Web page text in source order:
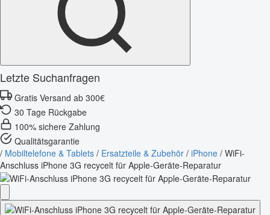
Letzte Suchanfragen
Gratis Versand ab 300€
30 Tage Rückgabe
100% sichere Zahlung
Qualitätsgarantie
/ Mobiltelefone & Tablets / Ersatzteile & Zubehör / iPhone / WiFi-
Anschluss iPhone 3G recycelt für Apple-Geräte-Reparatur